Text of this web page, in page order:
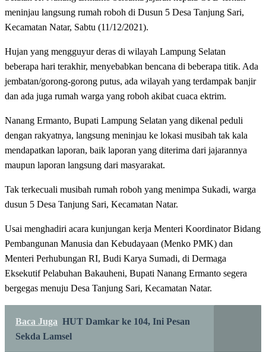
meninjau langsung rumah roboh di Dusun 5 Desa Tanjung Sari,
Kecamatan Natar, Sabtu (11/12/2021).
Hujan yang mengguyur deras di wilayah Lampung Selatan
beberapa hari terakhir, menyebabkan bencana di beberapa titik. Ada
jembatan/gorong-gorong putus, ada wilayah yang terdampak banjir
dan ada juga rumah warga yang roboh akibat cuaca ektrim.
Nanang Ermanto, Bupati Lampung Selatan yang dikenal peduli
dengan rakyatnya, langsung meninjau ke lokasi musibah tak kala
mendapatkan laporan, baik laporan yang diterima dari jajarannya
maupun laporan langsung dari masyarakat.
Tak terkecuali musibah rumah roboh yang menimpa Sukadi, warga
dusun 5 Desa Tanjung Sari, Kecamatan Natar.
Usai menghadiri acara kunjungan kerja Menteri Koordinator Bidang
Pembangunan Manusia dan Kebudayaan (Menko PMK) dan
Menteri Perhubungan RI, Budi Karya Sumadi, di Dermaga
Eksekutif Pelabuhan Bakauheni, Bupati Nanang Ermanto segera
bergegas menuju Desa Tanjung Sari, Kecamatan Natar.
Baca Juga HUT Damkar ke 104, Ini Pesan
Sekda Lamsel